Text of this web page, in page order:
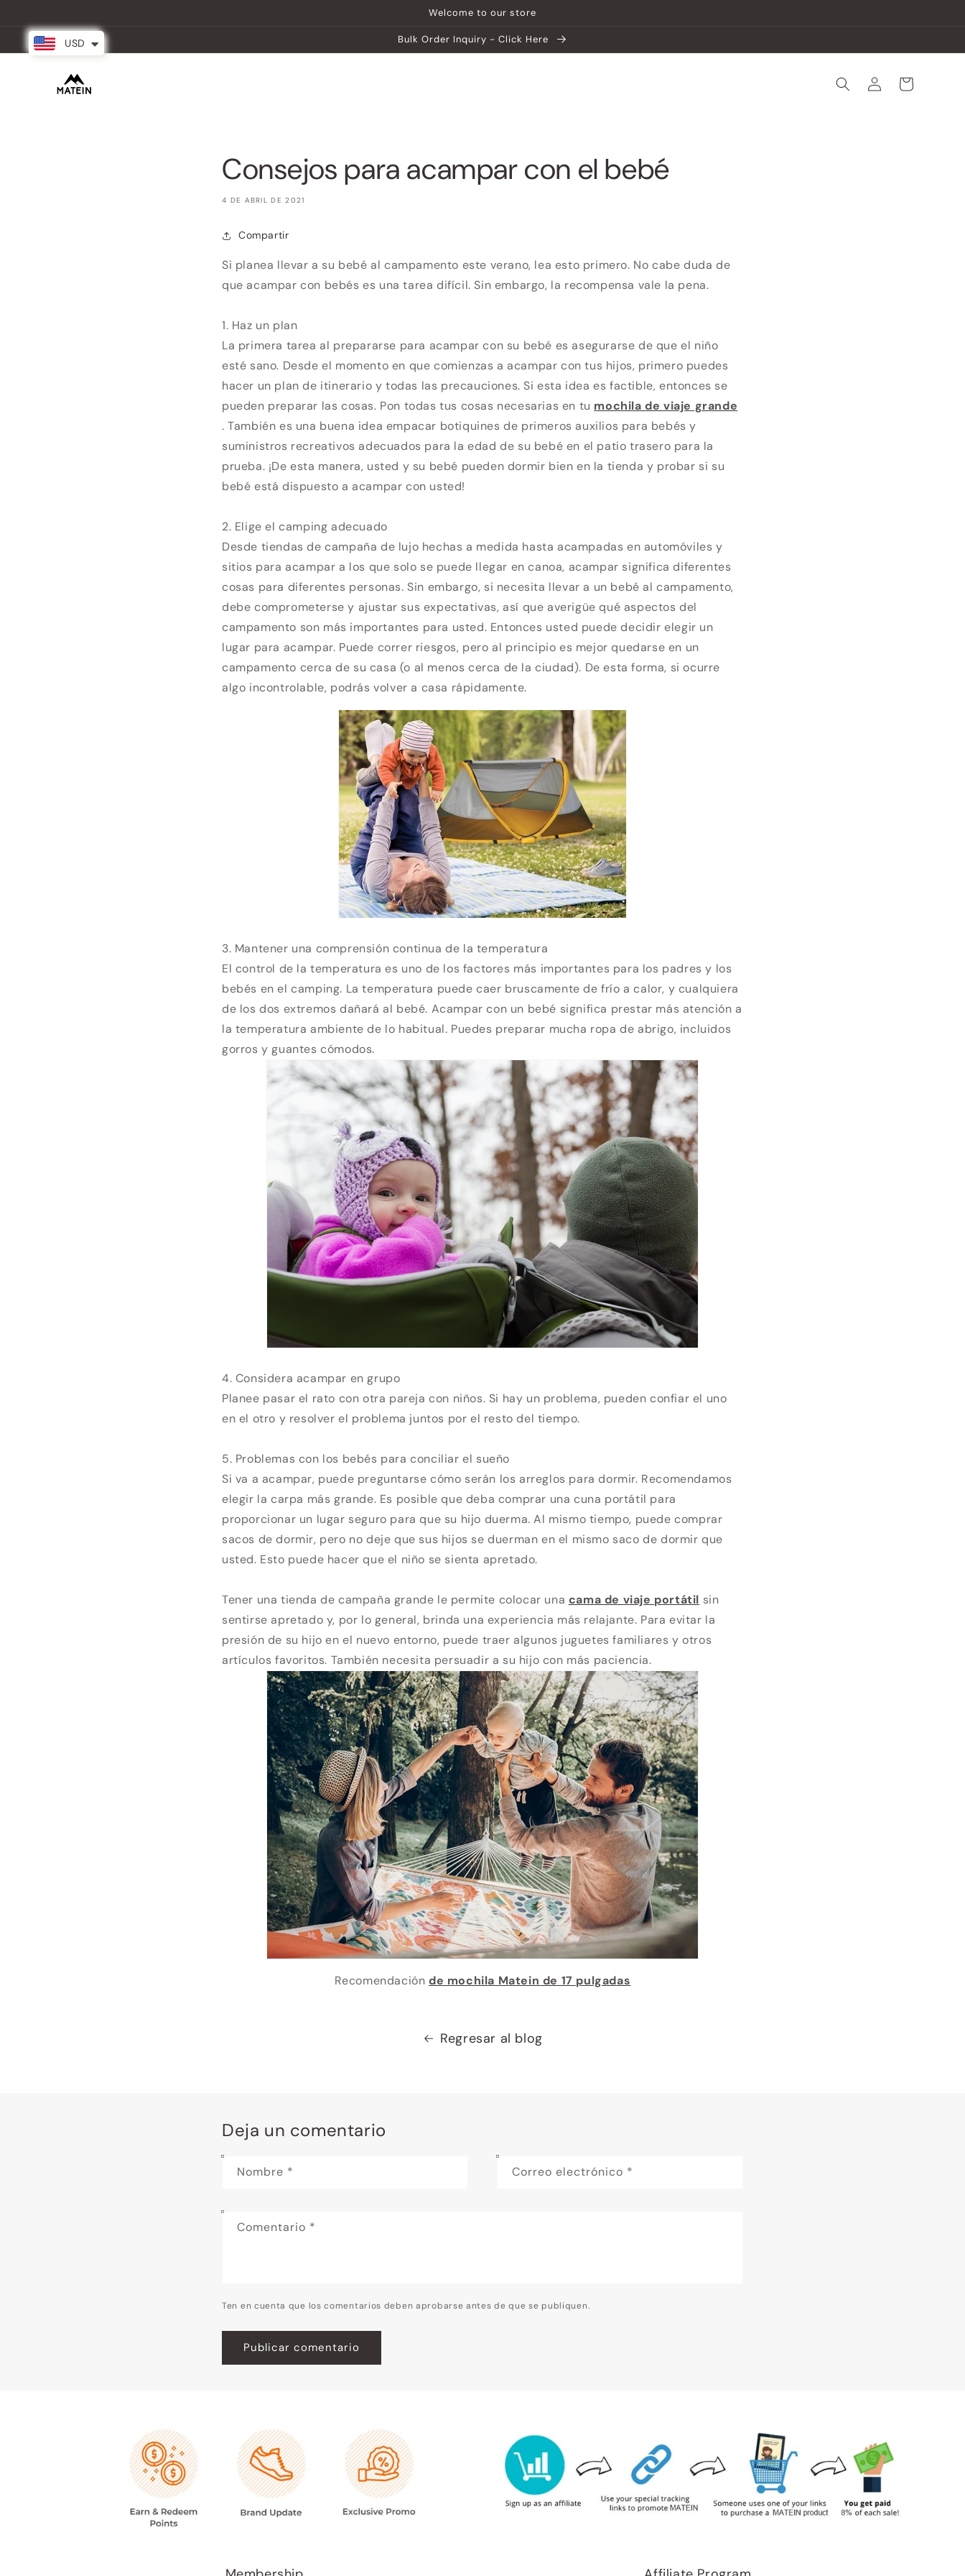
al contenido
Welcome to our store
Bulk Order Inquiry - Click Here
sesión
Carrito
Consejos para acampar con el bebé
4 DE ABRIL DE 2021
Compartir
Si planea llevar a su bebé al campamento este verano, lea esto primero. No cabe duda de
que acampar con bebés es una tarea difícil. Sin embargo, la recompensa vale la pena.
1. Haz un plan
La primera tarea al prepararse para acampar con su bebé es asegurarse de que el niño
esté sano. Desde el momento en que comienzas a acampar con tus hijos, primero puedes
hacer un plan de itinerario y todas las precauciones. Si esta idea es factible, entonces se
pueden preparar las cosas. Pon todas tus cosas necesarias en tu mochila de viaje grande
. También es una buena idea empacar botiquines de primeros auxilios para bebés y
suministros recreativos adecuados para la edad de su bebé en el patio trasero para la
prueba. ¡De esta manera, usted y su bebé pueden dormir bien en la tienda y probar si su
bebé está dispuesto a acampar con usted!
2. Elige el camping adecuado
Desde tiendas de campaña de lujo hechas a medida hasta acampadas en automóviles y
sitios para acampar a los que solo se puede llegar en canoa, acampar significa diferentes
cosas para diferentes personas. Sin embargo, si necesita llevar a un bebé al campamento,
debe comprometerse y ajustar sus expectativas, así que averigüe qué aspectos del
campamento son más importantes para usted. Entonces usted puede decidir elegir un
lugar para acampar. Puede correr riesgos, pero al principio es mejor quedarse en un
campamento cerca de su casa (o al menos cerca de la ciudad). De esta forma, si ocurre
algo incontrolable, podrás volver a casa rápidamente.
3. Mantener una comprensión continua de la temperatura
El control de la temperatura es uno de los factores más importantes para los padres y los
bebés en el camping. La temperatura puede caer bruscamente de frío a calor, y cualquiera
de los dos extremos dañará al bebé. Acampar con un bebé significa prestar más atención a
la temperatura ambiente de lo habitual. Puedes preparar mucha ropa de abrigo, incluidos
gorros y guantes cómodos.
4. Considera acampar en grupo
Planee pasar el rato con otra pareja con niños. Si hay un problema, pueden confiar el uno
en el otro y resolver el problema juntos por el resto del tiempo.
5. Problemas con los bebés para conciliar el sueño
Si va a acampar, puede preguntarse cómo serán los arreglos para dormir. Recomendamos
elegir la carpa más grande. Es posible que deba comprar una cuna portátil para
proporcionar un lugar seguro para que su hijo duerma. Al mismo tiempo, puede comprar
sacos de dormir, pero no deje que sus hijos se duerman en el mismo saco de dormir que
usted. Esto puede hacer que el niño se sienta apretado.
Tener una tienda de campaña grande le permite colocar una cama de viaje portátil sin
sentirse apretado y, por lo general, brinda una experiencia más relajante. Para evitar la
presión de su hijo en el nuevo entorno, puede traer algunos juguetes familiares y otros
artículos favoritos. También necesita persuadir a su hijo con más paciencia.
Recomendaciónde mochila Matein de 17 pulgadas
Regresar al blog
Deja un comentario
Nombre * Correo electrónico *
Comentario *
Ten en cuenta que los comentarios deben aprobarse antes de que se publiquen.
USD